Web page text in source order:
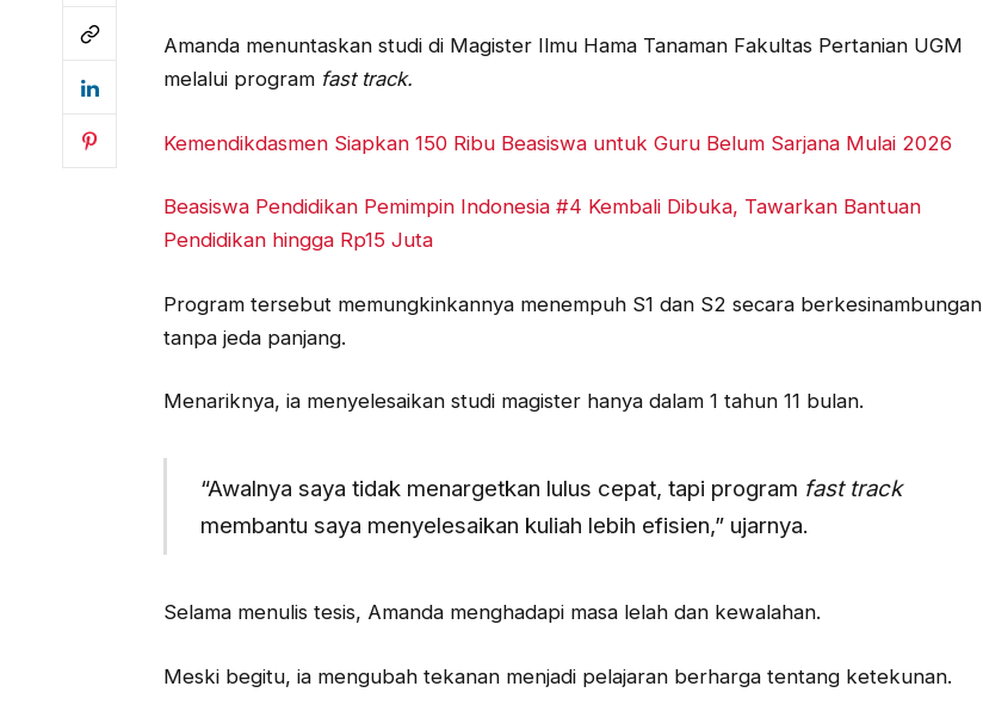
Amanda menuntaskan studi di Magister Ilmu Hama Tanaman Fakultas Pertanian UGM
melalui program fast track.
Kemendikdasmen Siapkan 150 Ribu Beasiswa untuk Guru Belum Sarjana Mulai 2026
Beasiswa Pendidikan Pemimpin Indonesia #4 Kembali Dibuka, Tawarkan Bantuan
Pendidikan hingga Rp15 Juta
Program tersebut memungkinkannya menempuh S1 dan S2 secara berkesinambungan
tanpa jeda panjang.
Menariknya, ia menyelesaikan studi magister hanya dalam 1 tahun 11 bulan.
“Awalnya saya tidak menargetkan lulus cepat, tapi program fast track
membantu saya menyelesaikan kuliah lebih efisien,” ujarnya.
Selama menulis tesis, Amanda menghadapi masa lelah dan kewalahan.
Meski begitu, ia mengubah tekanan menjadi pelajaran berharga tentang ketekunan.